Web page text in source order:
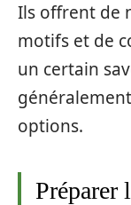
Ils offrent de
motifs et de
un certain
options.
Préparer